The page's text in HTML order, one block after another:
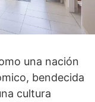
una nación
bendecida
cultura